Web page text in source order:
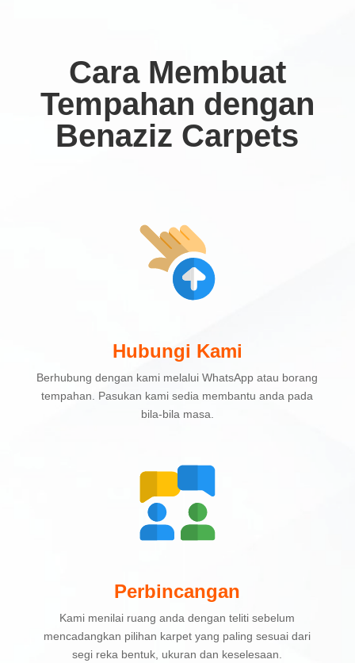
Cara Membuat
Tempahan dengan
Benaziz Carpets
Hubungi Kami
Berhubung dengan kami melalui WhatsApp atau borang
tempahan. Pasukan kami sedia membantu anda pada
bila-bila masa.
Perbincangan
Kami menilai ruang anda dengan teliti sebelum
mencadangkan pilihan karpet yang paling sesuai dari
segi reka bentuk, ukuran dan keselesaan.